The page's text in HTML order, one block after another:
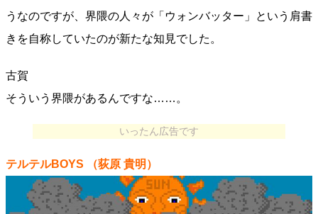
うなのですが、界隈の人々が「ウォンバッター」という肩書
きを自称していたのが新たな知見でした。
古賀
そういう界隈があるんですな……。
いったん広告です
テルテルBOYS （荻原 貴明）